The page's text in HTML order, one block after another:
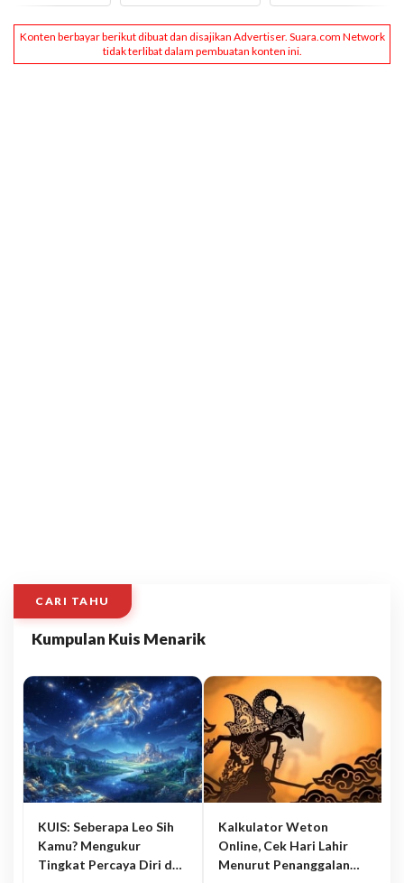
CARI TAHU
Kumpulan Kuis Menarik
KUIS: Seberapa Leo Sih
Kamu? Mengukur
Tingkat Percaya Diri dan
Kalkulator Weton
Online, Cek Hari Lahir
Menurut Penanggalan